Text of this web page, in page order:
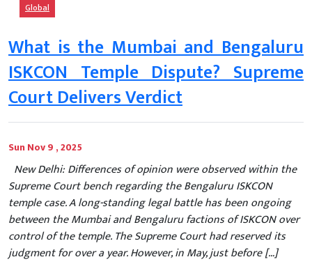
Global
What is the Mumbai and Bengaluru
ISKCON Temple Dispute? Supreme
Court Delivers Verdict
Sun Nov 9 , 2025
New Delhi: Differences of opinion were observed within the
Supreme Court bench regarding the Bengaluru ISKCON
temple case. A ​​long-standing legal battle has been ongoing
between the Mumbai and Bengaluru factions of ISKCON over
control of the temple. The Supreme Court had reserved its
judgment for over a year. However, in May, just before […]